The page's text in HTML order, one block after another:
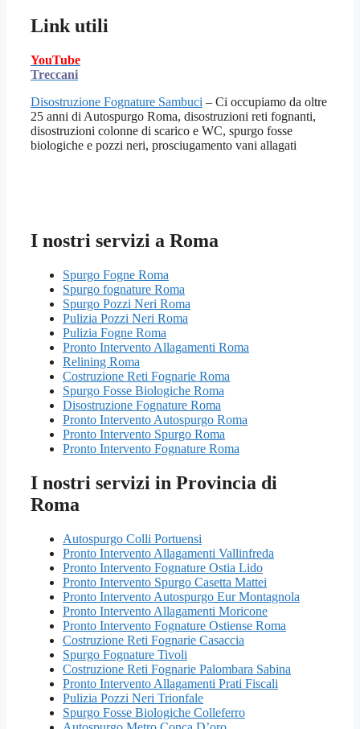
Link utili
YouTube
Treccani
Disostruzione Fognature Sambuci – Ci occupiamo da oltre
25 anni di Autospurgo Roma, disostruzioni reti fognanti,
disostruzioni colonne di scarico e WC, spurgo fosse
biologiche e pozzi neri, prosciugamento vani allagati
I nostri servizi a Roma
Spurgo Fogne Roma
Spurgo fognature Roma
Spurgo Pozzi Neri Roma
Pulizia Pozzi Neri Roma
Pulizia Fogne Roma
Pronto Intervento Allagamenti Roma
Relining Roma
Costruzione Reti Fognarie Roma
Spurgo Fosse Biologiche Roma
Disostruzione Fognature Roma
Pronto Intervento Autospurgo Roma
Pronto Intervento Spurgo Roma
Pronto Intervento Fognature Roma
I nostri servizi in Provincia di
Roma
Autospurgo Colli Portuensi
Pronto Intervento Allagamenti Vallinfreda
Pronto Intervento Fognature Ostia Lido
Pronto Intervento Spurgo Casetta Mattei
Pronto Intervento Autospurgo Eur Montagnola
Pronto Intervento Allagamenti Moricone
Pronto Intervento Fognature Ostiense Roma
Costruzione Reti Fognarie Casaccia
Spurgo Fognature Tivoli
Costruzione Reti Fognarie Palombara Sabina
Pronto Intervento Allagamenti Prati Fiscali
Pulizia Pozzi Neri Trionfale
Spurgo Fosse Biologiche Colleferro